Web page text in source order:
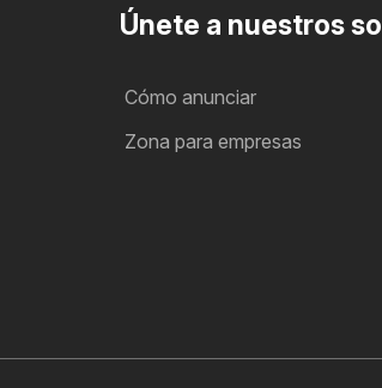
Únete a nuestros
Cómo anunciar
Zona para empresas